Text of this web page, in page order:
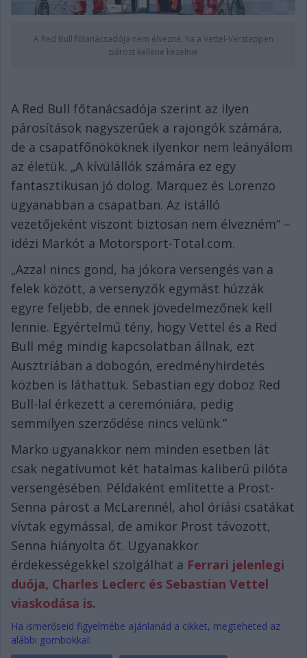
A Red Bull főtanácsadója nem élvezné, ha a Vettel-Verstappen
párost kellene kezelnie
A Red Bull főtanácsadója szerint az ilyen
párosítások nagyszerűek a rajongók számára,
de a csapatfőnököknek ilyenkor nem leányálom
az életük. „A kívülállók számára ez egy
fantasztikusan jó dolog. Marquez és Lorenzo
ugyanabban a csapatban. Az istálló
vezetőjeként viszont biztosan nem élvezném” –
idézi Markót a Motorsport-Total.com.
„Azzal nincs gond, ha jókora versengés van a
felek között, a versenyzők egymást húzzák
egyre feljebb, de ennek jövedelmezőnek kell
lennie. Egyértelmű tény, hogy Vettel és a Red
Bull még mindig kapcsolatban állnak, ezt
Ausztriában a dobogón, eredményhirdetés
közben is láthattuk. Sebastian egy doboz Red
Bull-lal érkezett a ceremóniára, pedig
semmilyen szerződése nincs velünk.”
Marko ugyanakkor nem minden esetben lát
csak negatívumot két hatalmas kaliberű pilóta
versengésében. Példaként említette a Prost-
Senna párost a McLarennél, ahol óriási csatákat
vívtak egymással, de amikor Prost távozott,
Senna hiányolta őt. Ugyanakkor
érdekességekkel szolgálhat a Ferrari jelenlegi
duója, Charles Leclerc és Sebastian Vettel
viaskodása is.
Ha ismerőseid figyelmébe ajánlanád a cikket, megteheted az
alábbi gombokkal: